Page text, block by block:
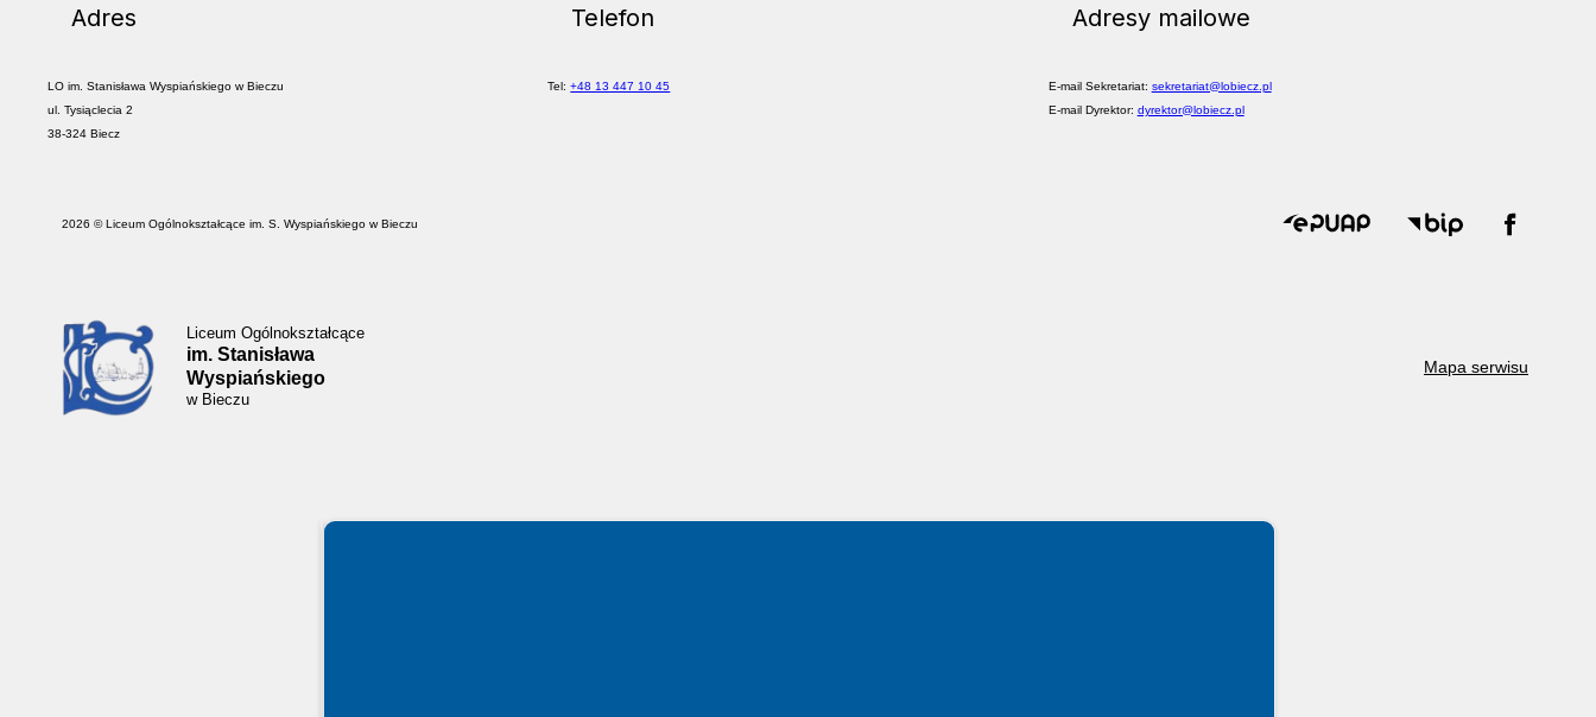
Adres
LO im. Stanisława Wyspiańskiego w Bieczu
ul. Tysiąclecia 2
38-324 Biecz
Telefon
Tel:+48 13 447 10 45
Adresy mailowe
E-mail Sekretariat: sekretariat@lobiecz.pl
E-mail Dyrektor: dyrektor@lobiecz.pl
2026 © Liceum Ogólnokształcące im. S. Wyspiańskiego w Bieczu
Liceum Ogólnokształcące
im. Stanisława
Wyspiańskiego
w Bieczu
Mapa serwisu
Spełniamy standardy WCAG 2.2
Spełniamy standardy W3C